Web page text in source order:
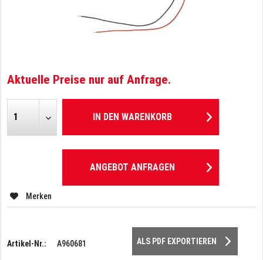
Aktuelle Preise nur auf Anfrage.
IN DEN WARENKORB
ANGEBOT ANFRAGEN
Merken
Artikel-Nr.: A960681 ALS PDF EXPORTIEREN